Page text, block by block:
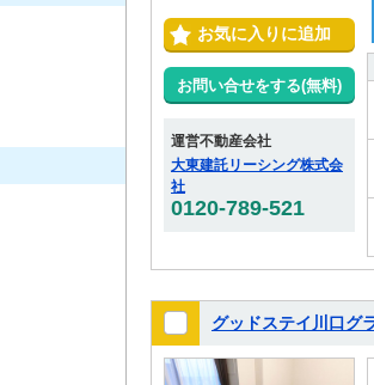
お気に入りに追加
お問い合せをする(無料)
運営不動産会社
大東建託リーシング株式会
社
0120-789-521
グッドステイ川口グ